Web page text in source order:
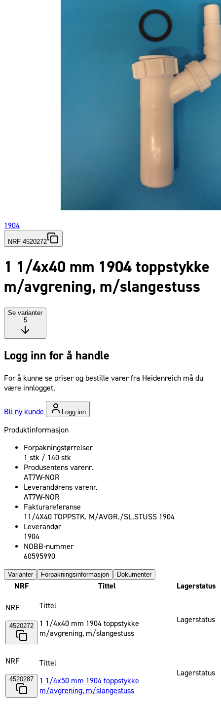
1904
NRF 4520272
1 1/4x40 mm 1904 toppstykke
m/avgrening, m/slangestuss
Se varianter
5
Logg inn for å handle
For å kunne se priser og bestille varer fra Heidenreich må du
være innlogget.
Bli ny kunde Logg inn
Produktinformasjon
Forpakningstørrelser
1 stk / 140 stk
Produsentens varenr.
AT7W-NOR
Leverandørens varenr.
AT7W-NOR
Fakturareferanse
11/4X40 TOPPSTK. M/AVGR./SL.STUSS 1904
Leverandør
1904
NOBB-nummer
60595990
Varianter Forpakningsinformasjon Dokumenter
NRF Tittel Lagerstatus
NRF
4520272
Tittel
1 1/4x40 mm 1904 toppstykke
m/avgrening, m/slangestuss
Lagerstatus
NRF
4520287
Tittel
1 1/4x50 mm 1904 toppstykke
m/avgrening, m/slangestuss
Lagerstatus